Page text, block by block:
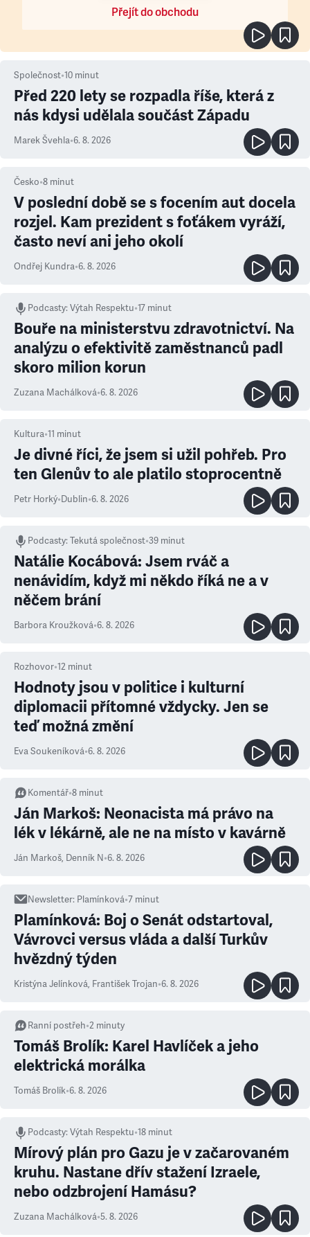
Přejít do obchodu
Společnost•10 minut
Před 220 lety se rozpadla říše, která z
nás kdysi udělala součást Západu
Marek Švehla•6. 8. 2026
Česko•8 minut
V poslední době se s focením aut docela
rozjel. Kam prezident s foťákem vyráží,
často neví ani jeho okolí
Ondřej Kundra•6. 8. 2026
Podcasty:Výtah Respektu•17 minut
Bouře na ministerstvu zdravotnictví. Na
analýzu o efektivitě zaměstnanců padl
skoro milion korun
Zuzana Machálková•6. 8. 2026
Kultura•11 minut
Je divné říci, že jsem si užil pohřeb. Pro
ten Glenův to ale platilo stoprocentně
Petr Horký•Dublin•6. 8. 2026
Podcasty:Tekutá společnost•39 minut
Natálie Kocábová: Jsem rváč a
nenávidím, když mi někdo říká ne a v
něčem brání
Barbora Kroužková•6. 8. 2026
Rozhovor•12 minut
Hodnoty jsou v politice i kulturní
diplomacii přítomné vždycky. Jen se
teď možná změní
Eva Soukeníková•6. 8. 2026
Komentář•8 minut
Ján Markoš: Neonacista má právo na
lék v lékárně, ale ne na místo v kavárně
Ján Markoš, Denník N•6. 8. 2026
Newsletter: Plamínková•7 minut
Plamínková: Boj o Senát odstartoval,
Vávrovci versus vláda a další Turkův
hvězdný týden
Kristýna Jelínková, František Trojan•6. 8. 2026
Ranní postřeh•2 minuty
Tomáš Brolík: Karel Havlíček a jeho
elektrická morálka
Tomáš Brolík•6. 8. 2026
Podcasty:Výtah Respektu•18 minut
Mírový plán pro Gazu je v začarovaném
kruhu. Nastane dřív stažení Izraele,
nebo odzbrojení Hamásu?
Zuzana Machálková•5. 8. 2026